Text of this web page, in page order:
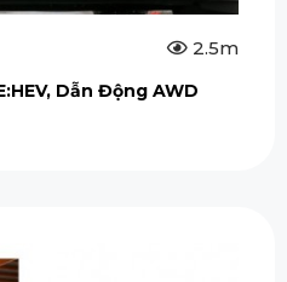
2.5m
Dẫn Động AWD